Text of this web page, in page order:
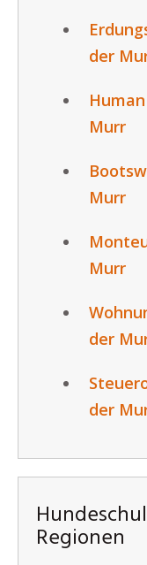
der
Murr
Murr
Murr
der
der
Regionen